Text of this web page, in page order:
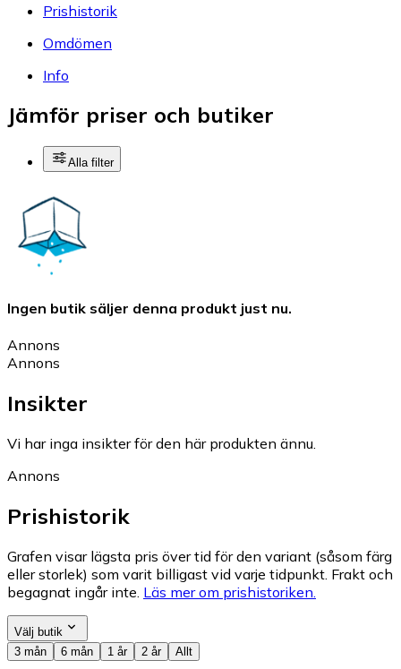
Prishistorik
Omdömen
Info
Jämför priser och butiker
Alla filter
Ingen butik säljer denna produkt just nu.
Annons
Annons
Insikter
Vi har inga insikter för den här produkten ännu.
Annons
Prishistorik
Grafen visar lägsta pris över tid för den variant (såsom färg
eller storlek) som varit billigast vid varje tidpunkt. Frakt och
begagnat ingår inte. Läs mer om prishistoriken.
Välj butik
3 mån
6 mån 1 år 2 år Allt